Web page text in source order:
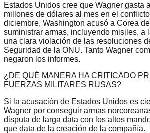
Estados Unidos cree que Wagner gasta
millones de dólares al mes en el
diciembre, Washington acusó a Corea
suministrar armas, incluyendo misiles, a
una clara violación de las resoluciones
Seguridad de la ONU. Tanto Wagner
negaron los informes.
¿DE QUÉ MANERA HA CRITICADO
FUERZAS MILITARES RUSAS?
Si la acusación de Estados Unidos es
Wagner por conseguir armas
disputa de larga data con los altos
que data de la creación de la compañía.